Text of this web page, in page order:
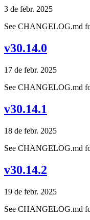
3 de febr. 2025
See CHANGELOG.md
v30.14.0
17 de febr. 2025
See CHANGELOG.md
v30.14.1
18 de febr. 2025
See CHANGELOG.md
v30.14.2
19 de febr. 2025
See CHANGELOG.md